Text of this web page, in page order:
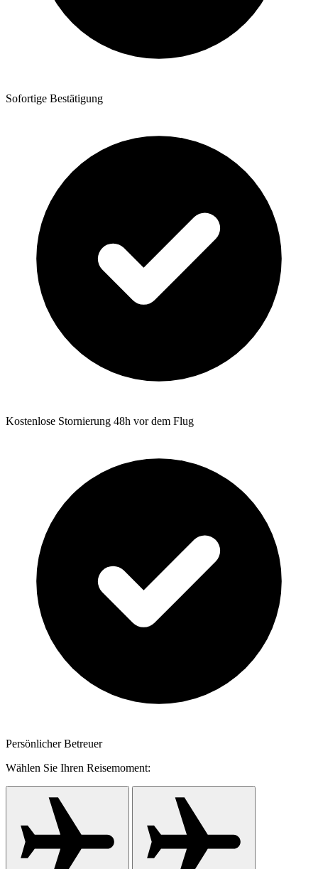
Sofortige Bestätigung
Kostenlose Stornierung 48h vor dem Flug
Persönlicher Betreuer
Wählen Sie Ihren Reisemoment: